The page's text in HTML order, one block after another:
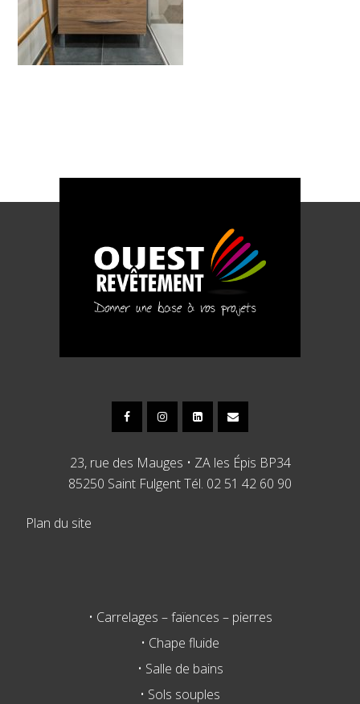
23, rue des Mauges • ZA les Épis BP34
85250 Saint Fulgent Tél. 02 51 42 60 90
Plan du site
• Carrelages – faïences – pierres
• Chape fluide
• Salle de bains
• Sols souples